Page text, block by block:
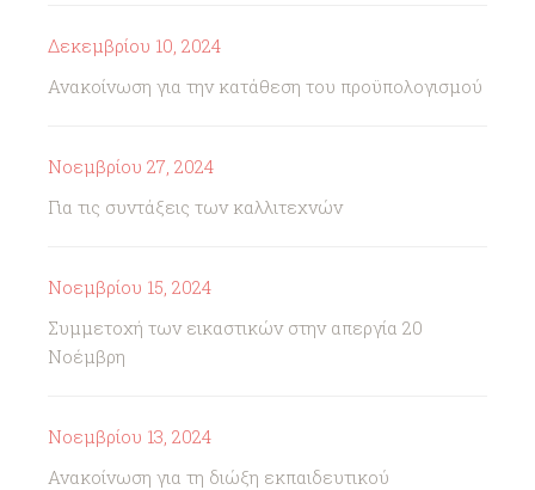
Δεκεμβρίου 10, 2024
Ανακοίνωση για την κατάθεση του προϋπολογισμού
Νοεμβρίου 27, 2024
Για τις συντάξεις των καλλιτεχνών
Νοεμβρίου 15, 2024
Συμμετοχή των εικαστικών στην απεργία 20
Νοέμβρη
Νοεμβρίου 13, 2024
Ανακοίνωση για τη διώξη εκπαιδευτικού